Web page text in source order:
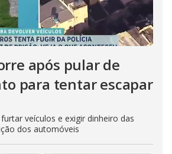
após pular de
para tentar escapar
veículos e exigir dinheiro das
dos automóveis